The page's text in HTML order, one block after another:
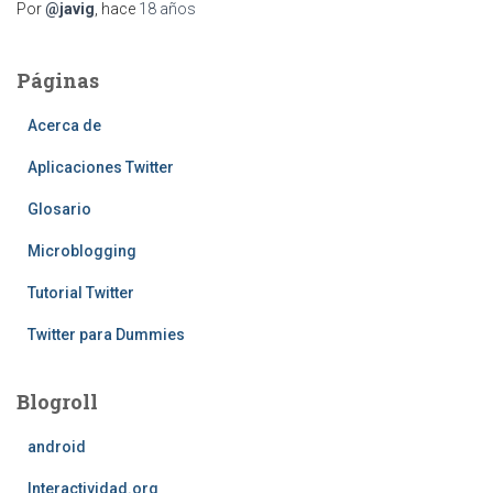
Por@javig , hace 18 años
Páginas
Acerca de
Aplicaciones Twitter
Glosario
Microblogging
Tutorial Twitter
Twitter para Dummies
Blogroll
android
Interactividad.org